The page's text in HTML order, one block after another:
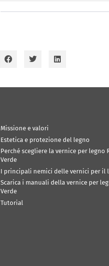
Missione e valori
Estetica e protezione del legno
Perché scegliere la vernice per legno
Verde
I principali nemici delle vernici per il
Scarica i manuali della vernice per
Verde
Tutorial